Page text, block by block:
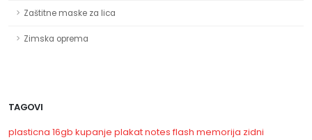
Zaštitne maske za lica
Zimska oprema
TAGOVI
plasticna 16gb kupanje plakatnotes flash memorija zidni